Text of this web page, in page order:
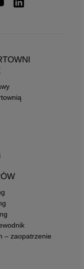
– zaopatrzenie